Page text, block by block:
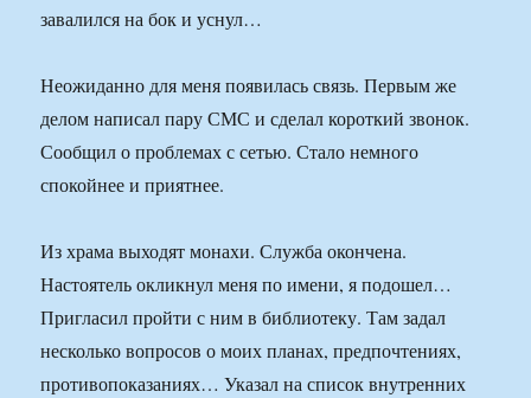
завалился на бок и уснул…
Неожиданно для меня появилась связь. Первым же
делом написал пару СМС и сделал короткий звонок.
Сообщил о проблемах с сетью. Стало немного
спокойнее и приятнее.
Из храма выходят монахи. Служба окончена.
Настоятель окликнул меня по имени, я подошел…
Пригласил пройти с ним в библиотеку. Там задал
несколько вопросов о моих планах, предпочтениях,
противопоказаниях… Указал на список внутренних